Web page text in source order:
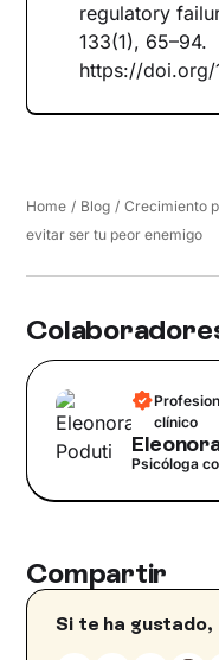
regulatory
133(1), 65–94.
https://doi.org/
Home / Blog / Crecimiento
evitar ser tu peor enemigo
clínico
Psicóloga
Compartir
Si te ha